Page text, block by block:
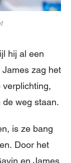
hij al een
zag het
weg staan.
is ze bang
Door het
en James